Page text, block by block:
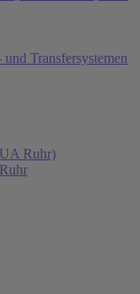
Transfersystemen
Ruhr)